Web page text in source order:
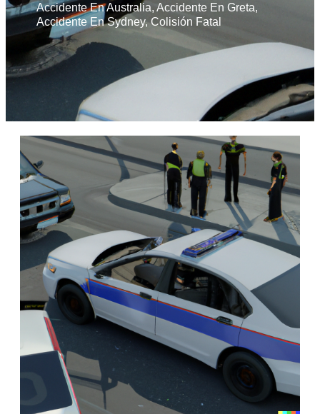
Accidente En Australia,Accidente En Greta,
Accidente En Sydney,Colisión Fatal